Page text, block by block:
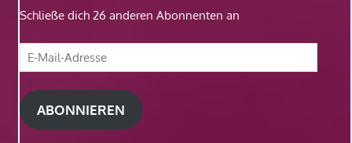
Schließe dich 26 anderen Abonnenten an
E-
Mail-
Adresse
ABONNIEREN